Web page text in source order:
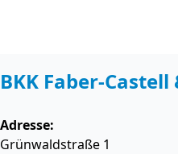
BKK Faber-
Adresse:
Grünwaldstraße 1